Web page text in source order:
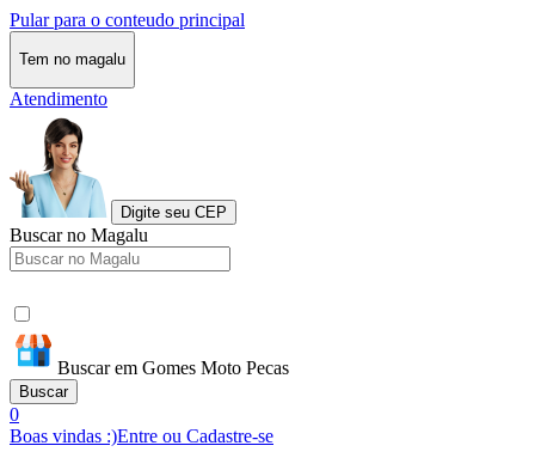
Pular para o conteudo principal
Tem no magalu
Atendimento
Digite seu CEP
Buscar no Magalu
Buscar em Gomes Moto Pecas
Buscar
0
Boas vindas :)Entre ou Cadastre-se